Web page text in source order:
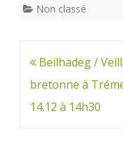
Non classé
Navigation
de
l’article
Beilhadeg /
bretonne à
14.12 à 14h30